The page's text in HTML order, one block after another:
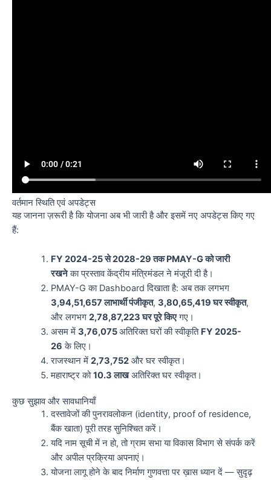
वर्तमान स्थिति एवं अपडेट्स
यह जानना ज़रूरी है कि योजना अब भी जारी है और इसमें नए अपडेट्स किए गए
हैं:
FY 2024-25 से 2028-29 तक PMAY-G को जारी
रखनेका प्रस्ताव केंद्रीय मंत्रिमंडल ने मंजूरी दी है।
PMAY-G का Dashboard दिखाता है: अब तक लगभग
3,94,51,657 लाभार्थी पंजीकृत, 3,80,65,419 घर स्वीकृत,
और लगभग 2,78,87,223 घर पूरे किएगए।
असम में 3,76,075अतिरिक्त घरों की स्वीकृति FY 2025-
26 के लिए।
राजस्थान में 2,73,752और घर स्वीकृत।
महाराष्ट्र को10.3 लाखअतिरिक्त घर स्वीकृत।
कुछ सुझाव और सावधानियाँ
दस्तावेजों की पुनरावलोकन (identity, proof of residence,
बैंक खाता) पूरी तरह सुनिश्चित करें।
यदि नाम सूची में न हो, तो ग्राम सभा या विकास विभाग से संपर्क करें
और अपील प्रक्रिया अपनाएं।
योजना लागू होने के बाद निर्माण गुणवत्ता पर ख़ास ध्यान दें — सुदृढ़